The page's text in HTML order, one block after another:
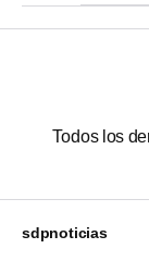
Todos los
sdpnoticias